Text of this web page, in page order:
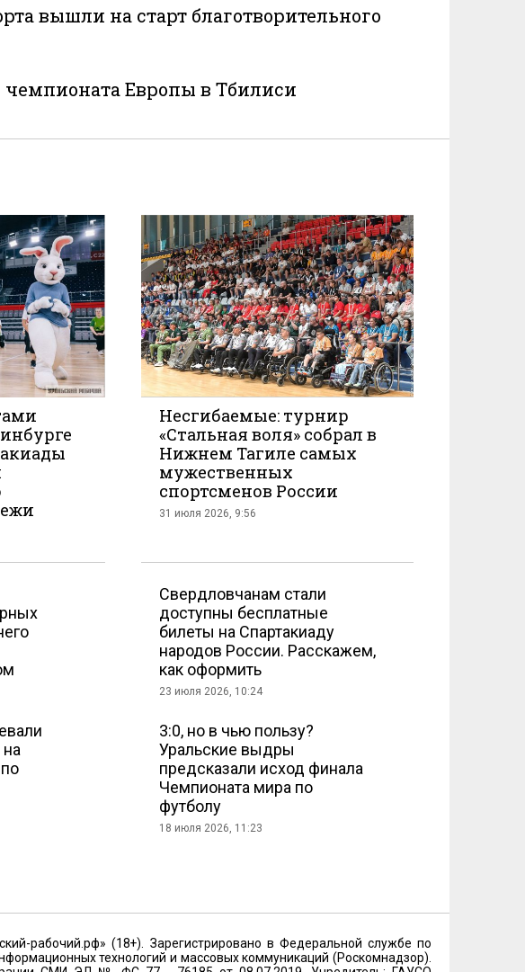
вышли на старт благотворительного
чемпионата Европы в Тбилиси
Несгибаемые: турнир
«Стальная воля» собрал в
Нижнем Тагиле самых
мужественных
спортсменов России
31 июля 2026, 9:56
Свердловчанам стали
доступны бесплатные
билеты на Спартакиаду
народов России. Расскажем,
как оформить
23 июля 2026, 10:24
3:0, но в чью пользу?
Уральские выдры
предсказали исход финала
Чемпионата мира по
футболу
18 июля 2026, 11:23
рабочий.рф» (18+). Зарегистрировано в Федеральной службе по
технологий и массовых коммуникаций (Роскомнадзор).